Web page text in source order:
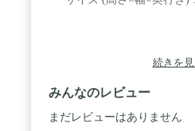
続きを
みんなのレビュー
まだレビューはありません